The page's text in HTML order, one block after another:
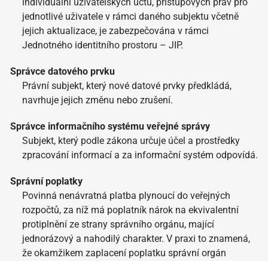
jednotlivé uživatele v rámci daného subjektu včetně
jejich aktualizace, je zabezpečována v rámci
Jednotného identitního prostoru – JIP.
Správce datového prvku
Právní subjekt, který nové datové prvky předkládá,
navrhuje jejich změnu nebo zrušení.
Správce informačního systému veřejné správy
Subjekt, který podle zákona určuje účel a prostředky
zpracování informací a za informační systém odpovídá.
Správní poplatky
Povinná nenávratná platba plynoucí do veřejných
rozpočtů, za níž má poplatník nárok na ekvivalentní
protiplnění ze strany správního orgánu, mající
jednorázový a nahodilý charakter. V praxi to znamená,
že okamžikem zaplacení poplatku správní orgán